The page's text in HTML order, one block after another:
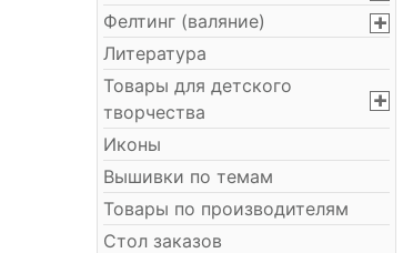
Фелтинг (валяние)
Литература
Товары для детского
творчества
Иконы
Вышивки по темам
Товары по производителям
Стол заказов